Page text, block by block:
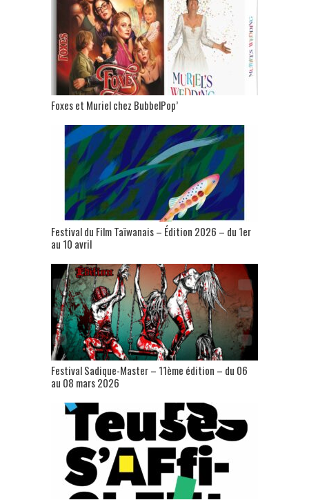
Foxes et Muriel chez BubbelPop’
Festival du Film Taïwanais – Édition 2026 – du 1er
au 10 avril
Festival Sadique-Master – 11ème édition – du 06
au 08 mars 2026